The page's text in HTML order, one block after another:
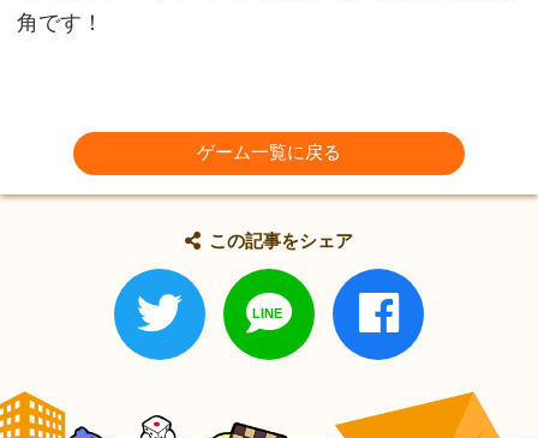
角です！
ゲーム一覧に戻る
この記事をシェア